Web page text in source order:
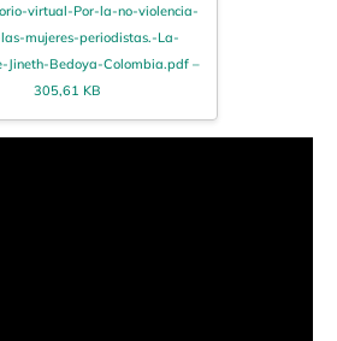
virtual-Por-la-no-violencia-
mujeres-periodistas.-La-
Jineth-Bedoya-Colombia.pdf –
305,61 KB